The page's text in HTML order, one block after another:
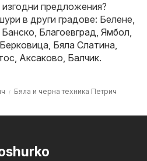
предложения?
в други градове: Белене,
Банско, Благоевград, Ямбол,
Берковица, Бяла Слатина,
, Аксаково, Балчик.
Бяла и черна техника Петрич